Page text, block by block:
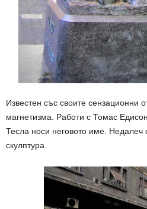
Известен със своите сензационни
магнетизма. Работи с Томас
Тесла носи неговото име. Недалеч
скулптура.